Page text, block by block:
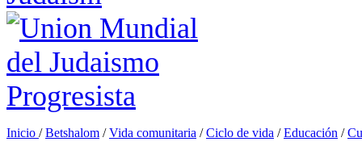
Inicio /Betshalom /Vida comunitaria /Ciclo de vida /Educación /